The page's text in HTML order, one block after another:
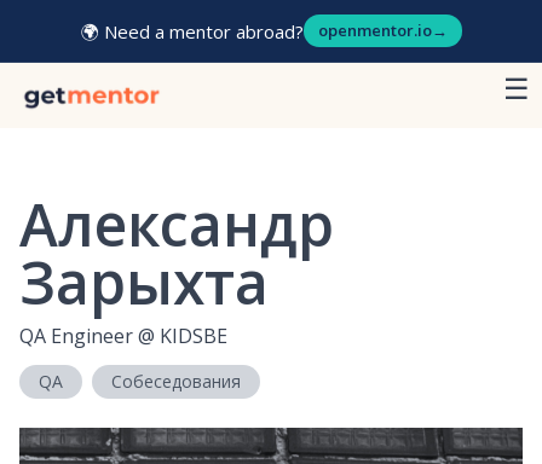
🌍 Need a mentor abroad? openmentor.io→
☰
Александр
Зарыхта
QA Engineer@ KIDSBE
QA Собеседования